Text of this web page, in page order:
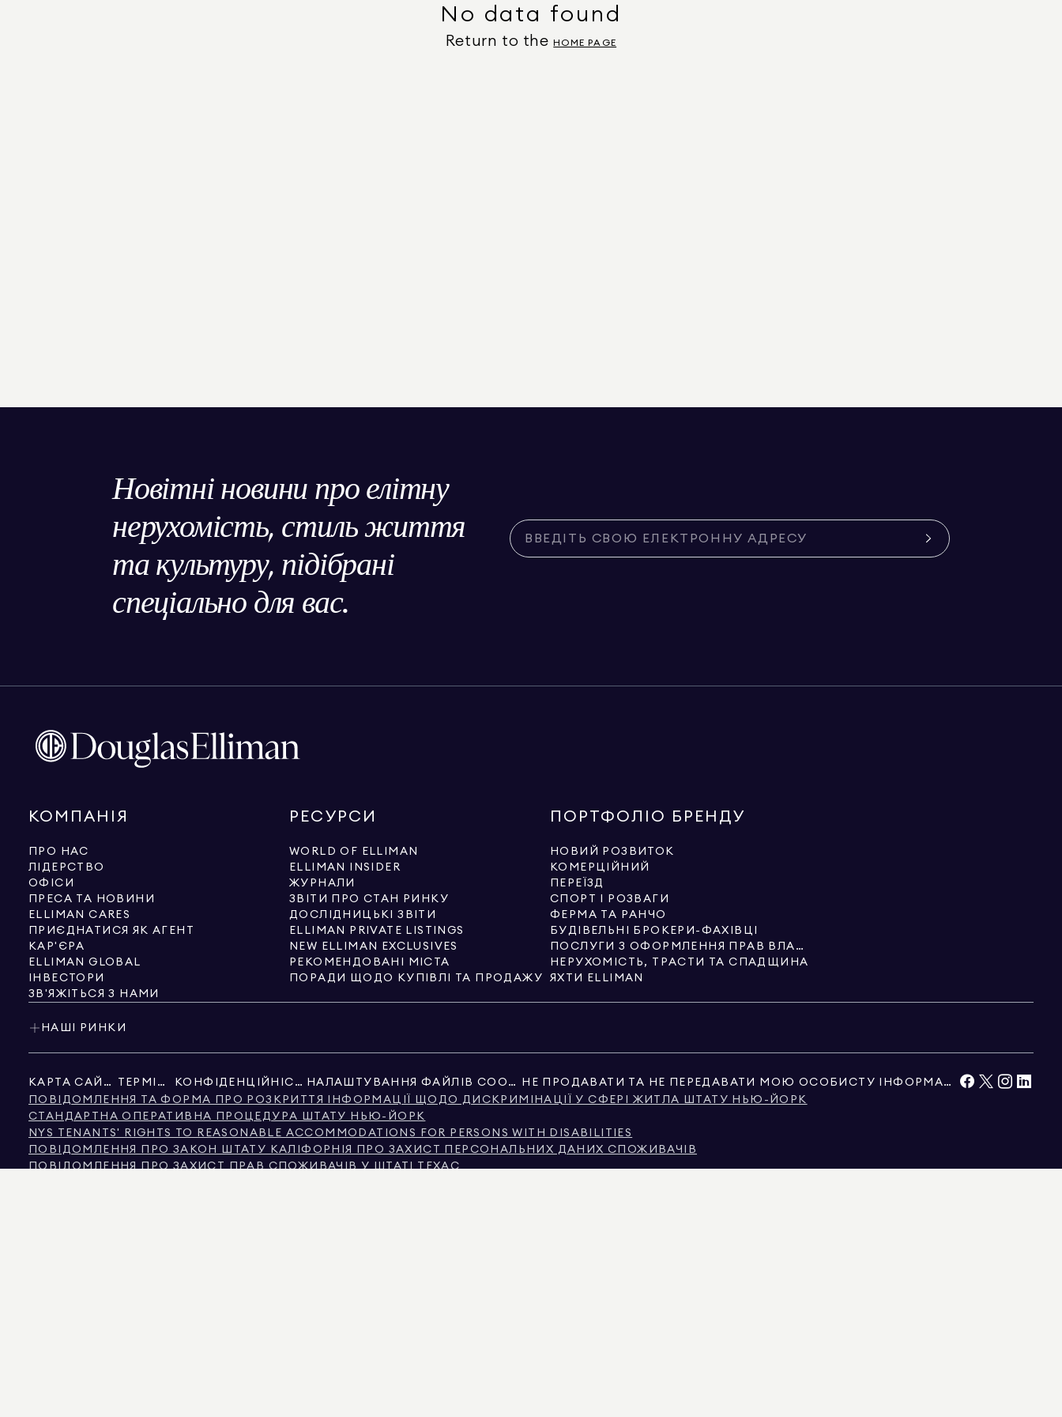
No data found
Return to the HOME PAGE
Новітні новини про елітну
нерухомість, стиль життя
та культуру, підібрані
спеціально для вас.
КОМПАНІЯ
ПРО НАС
ЛІДЕРСТВО
ОФІСИ
ПРЕСА ТА НОВИНИ
ELLIMAN CARES
ПРИЄДНАТИСЯ ЯК АГЕНТ
КАР'ЄРА
ELLIMAN GLOBAL
ІНВЕСТОРИ
ЗВ'ЯЖІТЬСЯ З НАМИ
РЕСУРСИ
WORLD OF ELLIMAN
ELLIMAN INSIDER
ЖУРНАЛИ
ЗВІТИ ПРО СТАН РИНКУ
ДОСЛІДНИЦЬКІ ЗВІТИ
ELLIMAN PRIVATE LISTINGS
NEW ELLIMAN EXCLUSIVES
РЕКОМЕНДОВАНІ МІСТА
ПОРАДИ ЩОДО КУПІВЛІ ТА ПРОДАЖУ
ПОРТФОЛІО БРЕНДУ
НОВИЙ РОЗВИТОК
КОМЕРЦІЙНИЙ
ПЕРЕЇЗД
СПОРТ І РОЗВАГИ
ФЕРМА ТА РАНЧО
БУДІВЕЛЬНІ БРОКЕРИ-ФАХІВЦІ
ПОСЛУГИ З ОФОРМЛЕННЯ ПРАВ ВЛАСНОСТІ
НЕРУХОМІСТЬ, ТРАСТИ ТА СПАДЩИНА
ЯХТИ ELLIMAN
НАШІ РИНКИ
КАРТА САЙТУ ТЕРМІНИ КОНФІДЕНЦІЙНІСТЬ НАЛАШТУВАННЯ ФАЙЛІВ COOKIE
НЕ ПРОДАВАТИ ТА НЕ ПЕРЕДАВАТИ МОЮ ОСОБИСТУ ІНФОРМАЦІЮ
ПОВІДОМЛЕННЯ ТА ФОРМА ПРО РОЗКРИТТЯ ІНФОРМАЦІЇ ЩОДО ДИСКРИМІНАЦІЇ У СФЕРІ ЖИТЛА ШТАТУ НЬЮ-ЙОРК
СТАНДАРТНА ОПЕРАТИВНА ПРОЦЕДУРА ШТАТУ НЬЮ-ЙОРК
NYS TENANTS' RIGHTS TO REASONABLE ACCOMMODATIONS FOR PERSONS WITH DISABILITIES
ПОВІДОМЛЕННЯ ПРО ЗАКОН ШТАТУ КАЛІФОРНІЯ ПРО ЗАХИСТ ПЕРСОНАЛЬНИХ ДАНИХ СПОЖИВАЧІВ
ПОВІДОМЛЕННЯ ПРО ЗАХИСТ ПРАВ СПОЖИВАЧІВ У ШТАТІ ТЕХАС